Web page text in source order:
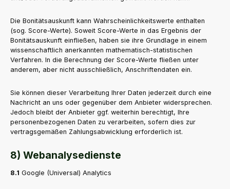
Die Bonitätsauskunft kann Wahrscheinlichkeitswerte enthalten
(sog. Score-Werte). Soweit Score-Werte in das Ergebnis der
Bonitätsauskunft einfließen, haben sie ihre Grundlage in einem
wissenschaftlich anerkannten mathematisch-statistischen
Verfahren. In die Berechnung der Score-Werte fließen unter
anderem, aber nicht ausschließlich, Anschriftendaten ein.
Sie können dieser Verarbeitung Ihrer Daten jederzeit durch eine
Nachricht an uns oder gegenüber dem Anbieter widersprechen.
Jedoch bleibt der Anbieter ggf. weiterhin berechtigt, Ihre
personenbezogenen Daten zu verarbeiten, sofern dies zur
vertragsgemäßen Zahlungsabwicklung erforderlich ist.
8) Webanalysedienste
8.1 Google (Universal) Analytics